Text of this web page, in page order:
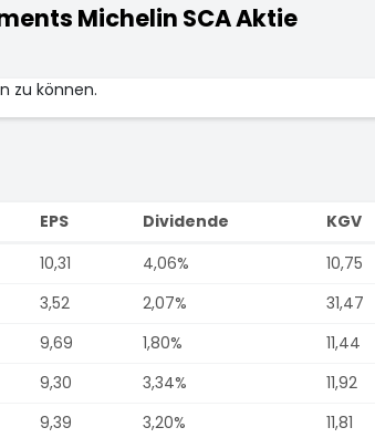
Michelin SCA Aktie
zu können.
EPS Dividende KGV
10,31 4,06% 10,75
3,52 2,07% 31,47
9,69 1,80% 11,44
9,30 3,34% 11,92
9,39 3,20% 11,81